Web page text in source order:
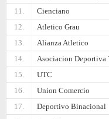
11.
Cienciano
12.
Atletico Grau
13.
Alianza Atletico
14.
Asociacion Deportiva
15.
UTC
16.
Union Comercio
17.
Deportivo Binacional